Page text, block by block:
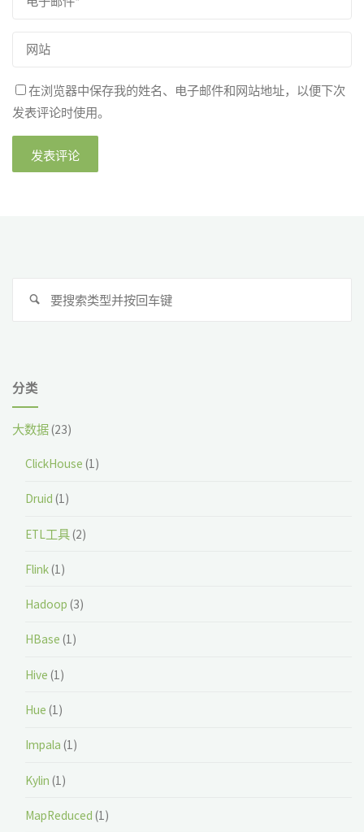
在浏览器中保存我的姓名、电子邮件和网站地址，以便下次
发表评论时使用。
搜
分类
大数据(23)
ClickHouse (1)
Druid (1)
ETL工具(2)
Flink(1)
Hadoop (3)
HBase (1)
Hive (1)
Hue (1)
Impala (1)
Kylin (1)
MapReduced (1)